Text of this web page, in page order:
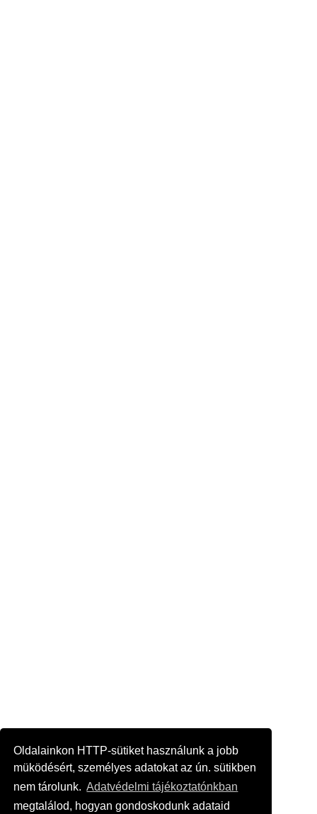
Oldalainkon HTTP-sütiket használunk a jobb
müködésért, személyes adatokat az ún. sütikben
nem tárolunk. Adatvédelmi tájékoztatónkban
megtalálod, hogyan gondoskodunk adataid